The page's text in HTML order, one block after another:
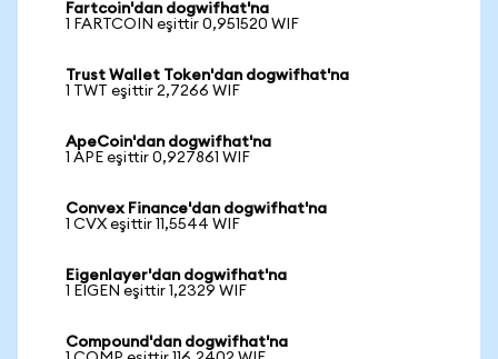
Fartcoin'dan dogwifhat'na
1 FARTCOIN eşittir 0,951520 WIF
Trust Wallet Token'dan dogwifhat'na
1 TWT eşittir 2,7266 WIF
ApeCoin'dan dogwifhat'na
1 APE eşittir 0,927861 WIF
Convex Finance'dan dogwifhat'na
1 CVX eşittir 11,5544 WIF
Eigenlayer'dan dogwifhat'na
1 EIGEN eşittir 1,2329 WIF
Compound'dan dogwifhat'na